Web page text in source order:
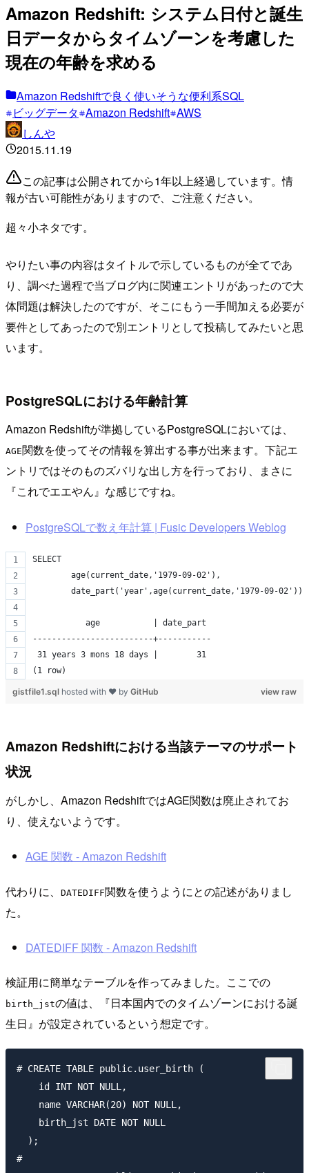
Amazon Redshift: システム日付と誕生
日データからタイムゾーンを考慮した
現在の年齢を求める
Amazon Redshiftで良く使いそうな便利系SQL
ビッグデータ Amazon Redshift AWS
しんや
2015.11.19
この記事は公開されてから1年以上経過しています。情
報が古い可能性がありますので、ご注意ください。
超々小ネタです。
やりたい事の内容はタイトルで示しているものが全てであ
り、調べた過程で当ブログ内に関連エントリがあったので大
体問題は解決したのですが、そこにもう一手間加える必要が
要件としてあったので別エントリとして投稿してみたいと思
います。
PostgreSQLにおける年齢計算
Amazon Redshiftが準拠しているPostgreSQLにおいては、
AGE関数を使ってその情報を算出する事が出来ます。下記エ
ントリではそのものズバリな出し方を行っており、まさに
『これでエエやん』な感じですね。
PostgreSQLで数え年計算 | Fusic Developers Weblog
SELECT
	age(current_date,'1979-09-02'),
	date_part('year',age(current_date,'1979-09-02'))
           age           | date_part
-------------------------+-----------
31 years 3 mons 18 days |        31
(1 row)
view raw
gistfile1.sql hosted with ❤ by GitHub
Amazon Redshiftにおける当該テーマのサポート
状況
がしかし、Amazon RedshiftではAGE関数は廃止されてお
り、使えないようです。
AGE 関数 - Amazon Redshift
代わりに、 DATEDIFF関数を使うようにとの記述がありまし
た。
DATEDIFF 関数 - Amazon Redshift
検証用に簡単なテーブルを作ってみました。ここでの
birth_jstの値は、『日本国内でのタイムゾーンにおける誕
生日』が設定されているという想定です。
# CREATE TABLE public.user_birth (
    id INT NOT NULL,
    name VARCHAR(20) NOT NULL,
    birth_jst DATE NOT NULL
  );
#